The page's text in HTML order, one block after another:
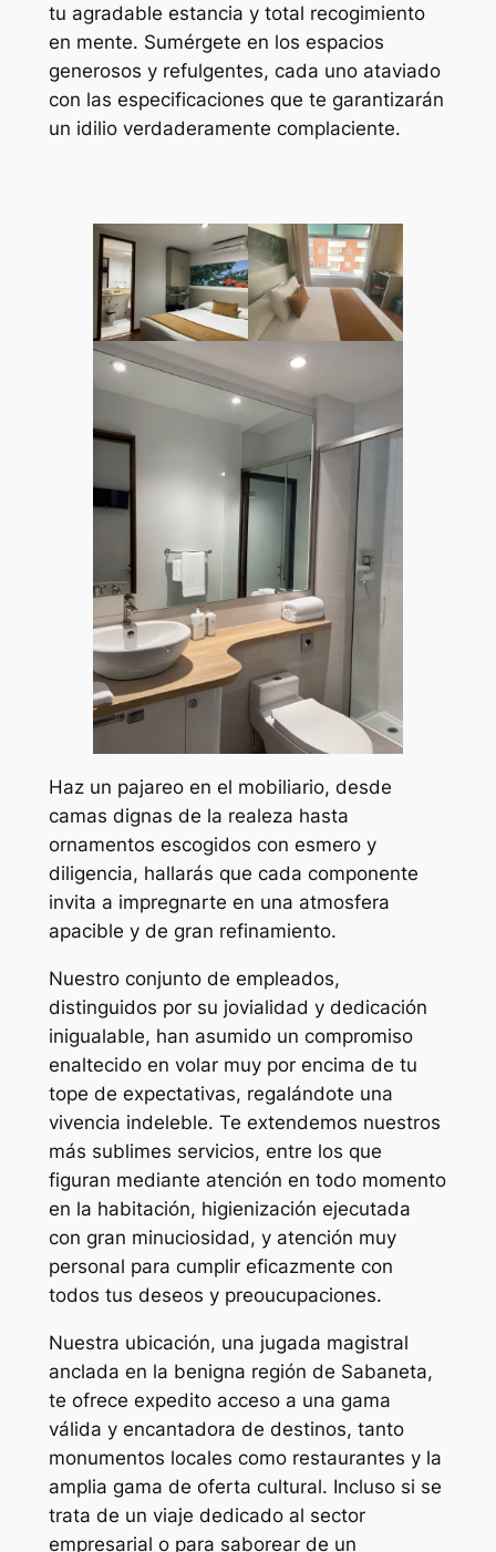
tu agradable estancia y total recogimiento
en mente. Sumérgete en los espacios
generosos y refulgentes, cada uno ataviado
con las especificaciones que te garantizarán
un idilio verdaderamente complaciente.
Haz un pajareo en el mobiliario, desde
camas dignas de la realeza hasta
ornamentos escogidos con esmero y
diligencia, hallarás que cada componente
invita a impregnarte en una atmosfera
apacible y de gran refinamiento.
Nuestro conjunto de empleados,
distinguidos por su jovialidad y dedicación
inigualable, han asumido un compromiso
enaltecido en volar muy por encima de tu
tope de expectativas, regalándote una
vivencia indeleble. Te extendemos nuestros
más sublimes servicios, entre los que
figuran mediante atención en todo momento
en la habitación, higienización ejecutada
con gran minuciosidad, y atención muy
personal para cumplir eficazmente con
todos tus deseos y preoucupaciones.
Nuestra ubicación, una jugada magistral
anclada en la benigna región de Sabaneta,
te ofrece expedito acceso a una gama
válida y encantadora de destinos, tanto
monumentos locales como restaurantes y la
amplia gama de oferta cultural. Incluso si se
trata de un viaje dedicado al sector
empresarial o para saborear de un